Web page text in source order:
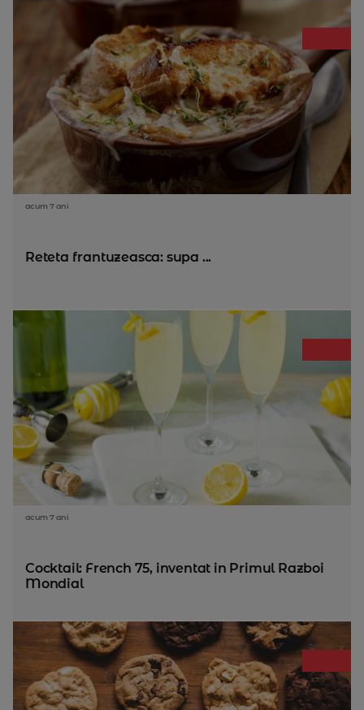
acum 7 ani
Reteta frantuzeasca: supa ...
acum 7 ani
Cocktail: French 75, inventat in Primul Razboi
Mondial